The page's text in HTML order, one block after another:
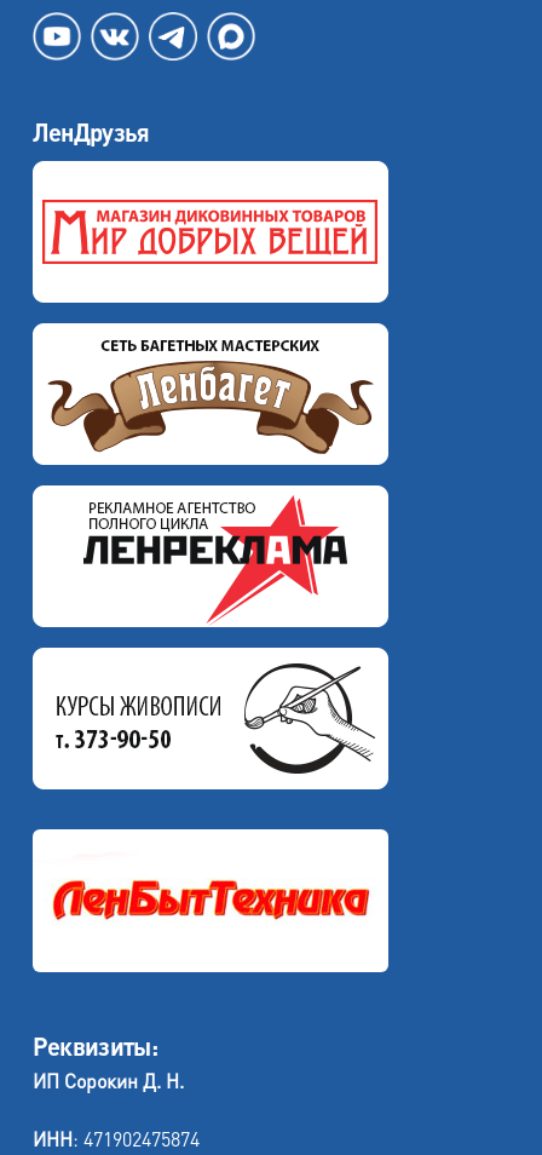
ЛенДрузья
Реквизиты:
ИП Сорокин Д. Н.
ИНН: 471902475874